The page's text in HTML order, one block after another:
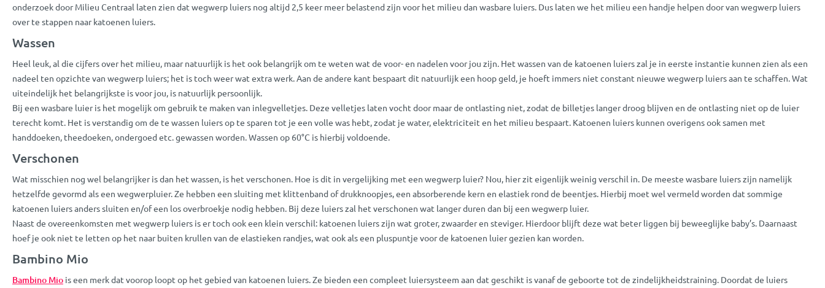
onderzoek door Milieu Centraal laten zien dat wegwerp luiers nog altijd 2,5 keer meer belastend zijn voor het milieu dan wasbare luiers. Dus laten we het milieu een handje helpen door van wegwerp luiers
over te stappen naar katoenen luiers.
Wassen
Heel leuk, al die cijfers over het milieu, maar natuurlijk is het ook belangrijk om te weten wat de voor- en nadelen voor jou zijn. Het wassen van de katoenen luiers zal je in eerste instantie kunnen zien als een
nadeel ten opzichte van wegwerp luiers; het is toch weer wat extra werk. Aan de andere kant bespaart dit natuurlijk een hoop geld, je hoeft immers niet constant nieuwe wegwerp luiers aan te schaffen. Wat
uiteindelijk het belangrijkste is voor jou, is natuurlijk persoonlijk.
Bij een wasbare luier is het mogelijk om gebruik te maken van inlegvelletjes. Deze velletjes laten vocht door maar de ontlasting niet, zodat de billetjes langer droog blijven en de ontlasting niet op de luier
terecht komt. Het is verstandig om de te wassen luiers op te sparen tot je een volle was hebt, zodat je water, elektriciteit en het milieu bespaart. Katoenen luiers kunnen overigens ook samen met
handdoeken, theedoeken, ondergoed etc. gewassen worden. Wassen op 60°C is hierbij voldoende.
Verschonen
Wat misschien nog wel belangrijker is dan het wassen, is het verschonen. Hoe is dit in vergelijking met een wegwerp luier? Nou, hier zit eigenlijk weinig verschil in. De meeste wasbare luiers zijn namelijk
hetzelfde gevormd als een wegwerpluier. Ze hebben een sluiting met klittenband of drukknoopjes, een absorberende kern en elastiek rond de beentjes. Hierbij moet wel vermeld worden dat sommige
katoenen luiers anders sluiten en/of een los overbroekje nodig hebben. Bij deze luiers zal het verschonen wat langer duren dan bij een wegwerp luier.
Naast de overeenkomsten met wegwerp luiers is er toch ook een klein verschil: katoenen luiers zijn wat groter, zwaarder en steviger. Hierdoor blijft deze wat beter liggen bij beweeglijke baby’s. Daarnaast
hoef je ook niet te letten op het naar buiten krullen van de elastieken randjes, wat ook als een pluspuntje voor de katoenen luier gezien kan worden.
Bambino Mio
Bambino Mio is een merk dat voorop loopt op het gebied van katoenen luiers. Ze bieden een compleet luiersysteem aan dat geschikt is vanaf de geboorte tot de zindelijkheidstraining. Doordat de luiers